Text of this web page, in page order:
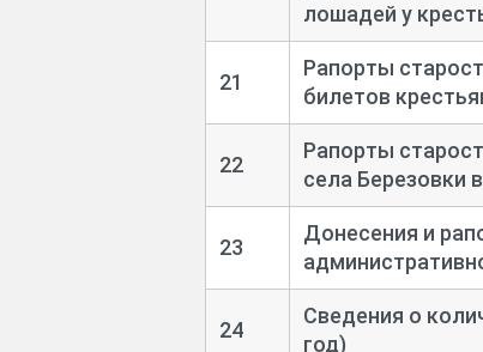
лошадей у
21
Рапорты
билетов
22
Рапорты
села Березовки
23
Донесения и
24
Сведения о
год)